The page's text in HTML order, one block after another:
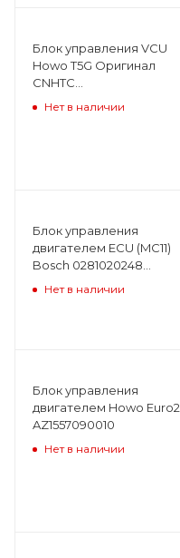
Блок управления VCU
Howo T5G Оригинал
CNHTC
Нет в наличии
Блок управления
двигателем ECU (MC11)
Bosch 0281020248
Нет в наличии
Блок управления
двигателем Howo Euro2
AZ1557090010
Нет в наличии